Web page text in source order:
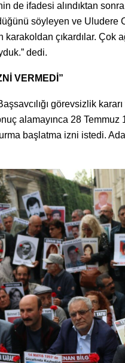
de ifadesi alındıktan
söyleyen ve
karakoldan çıkardılar.
dedi.
VERMEDİ”
görevsizlik
alamayınca 28
başlatma izni istedi.